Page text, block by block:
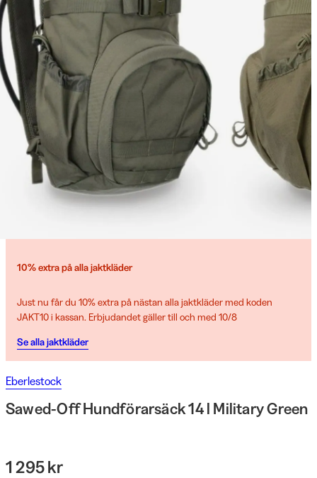
10% extra på alla jaktkläder
Just nu får du 10% extra på nästan alla jaktkläder med koden
JAKT10 i kassan. Erbjudandet gäller till och med 10/8
Se alla jaktkläder
Eberlestock
Sawed-Off Hundförarsäck 14 l Military Green
1 295 kr